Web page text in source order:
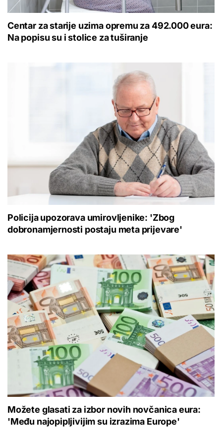
Centar za starije uzima opremu za 492.000 eura:
Na popisu su i stolice za tuširanje
Policija upozorava umirovljenike: 'Zbog
dobronamjernosti postaju meta prijevare'
Možete glasati za izbor novih novčanica eura:
'Među najopipljivijim su izrazima Europe'